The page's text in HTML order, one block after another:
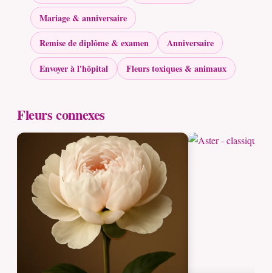
Mariage & anniversaire
Remise de diplôme & examen
Anniversaire
Envoyer à l'hôpital
Fleurs toxiques & animaux
Fleurs connexes